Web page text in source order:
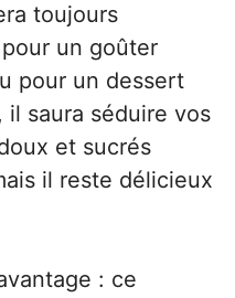
toujours
un goûter
pour un dessert
il saura séduire vos
et sucrés
il reste délicieux
: ce